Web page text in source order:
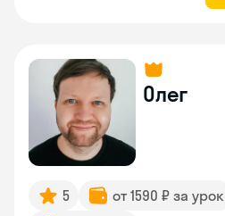
Олег
5 от 1590 ₽ за урок